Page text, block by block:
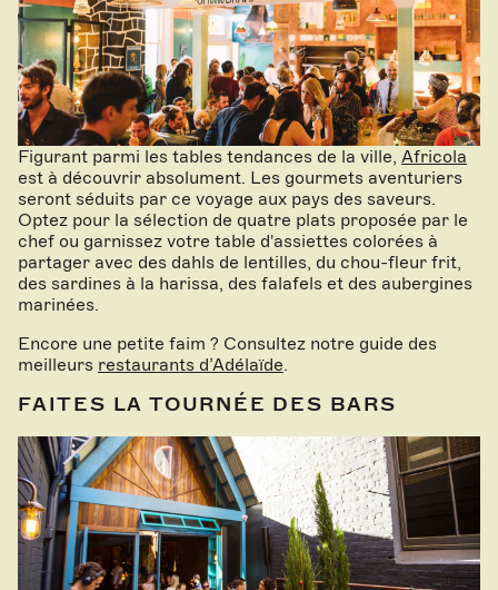
Figurant parmi les tables tendances de la ville, Africola
est à découvrir absolument. Les gourmets aventuriers
seront séduits par ce voyage aux pays des saveurs.
Optez pour la sélection de quatre plats proposée par le
chef ou garnissez votre table d'assiettes colorées à
partager avec des dahls de lentilles, du chou-fleur frit,
des sardines à la harissa, des falafels et des aubergines
marinées.
Encore une petite faim ? Consultez notre guide des
meilleurs restaurants d’Adélaïde.
FAITES LA TOURNÉE DES BARS